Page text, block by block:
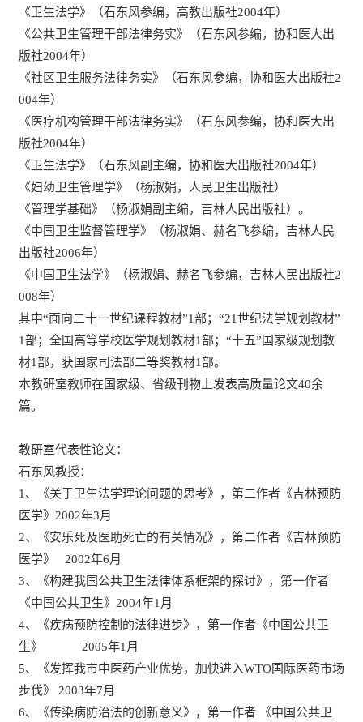
《卫生法学》（石东风参编，高教出版社2004年）
《公共卫生管理干部法律务实》（石东风参编，协和医大出
版社2004年）
《社区卫生服务法律务实》（石东风参编，协和医大出版社2
004年）
《医疗机构管理干部法律务实》（石东风参编，协和医大出
版社2004年）
《卫生法学》（石东风副主编，协和医大出版社2004年）
《妇幼卫生管理学》（杨淑娟，人民卫生出版社）
《管理学基础》（杨淑娟副主编，吉林人民出版社）。
《中国卫生监督管理学》（杨淑娟、赫名飞参编，吉林人民
出版社2006年）
《中国卫生法学》（杨淑娟、赫名飞参编，吉林人民出版社2
008年）
其中“面向二十一世纪课程教材”1部；“21世纪法学规划教材”
1部；全国高等学校医学规划教材1部；“十五”国家级规划教
材1部，获国家司法部二等奖教材1部。
本教研室教师在国家级、省级刊物上发表高质量论文40余
篇。
教研室代表性论文：
石东风教授：
1、《关于卫生法学理论问题的思考》，第二作者《吉林预防
医学》2002年3月
2、《安乐死及医助死亡的有关情况》，第二作者《吉林预防
医学》 2002年6月
3、《构建我国公共卫生法律体系框架的探讨》，第一作者
《中国公共卫生》2004年1月
4、《疾病预防控制的法律进步》，第一作者《中国公共卫
生》 2005年1月
5、《发挥我市中医药产业优势，加快进入WTO国际医药市场
步伐》 2003年7月
6、《传染病防治法的创新意义》，第一作者 《中国公共卫